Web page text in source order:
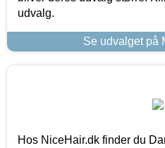
udvalg.
Se udvalget på
Hos NiceHair.dk finder du